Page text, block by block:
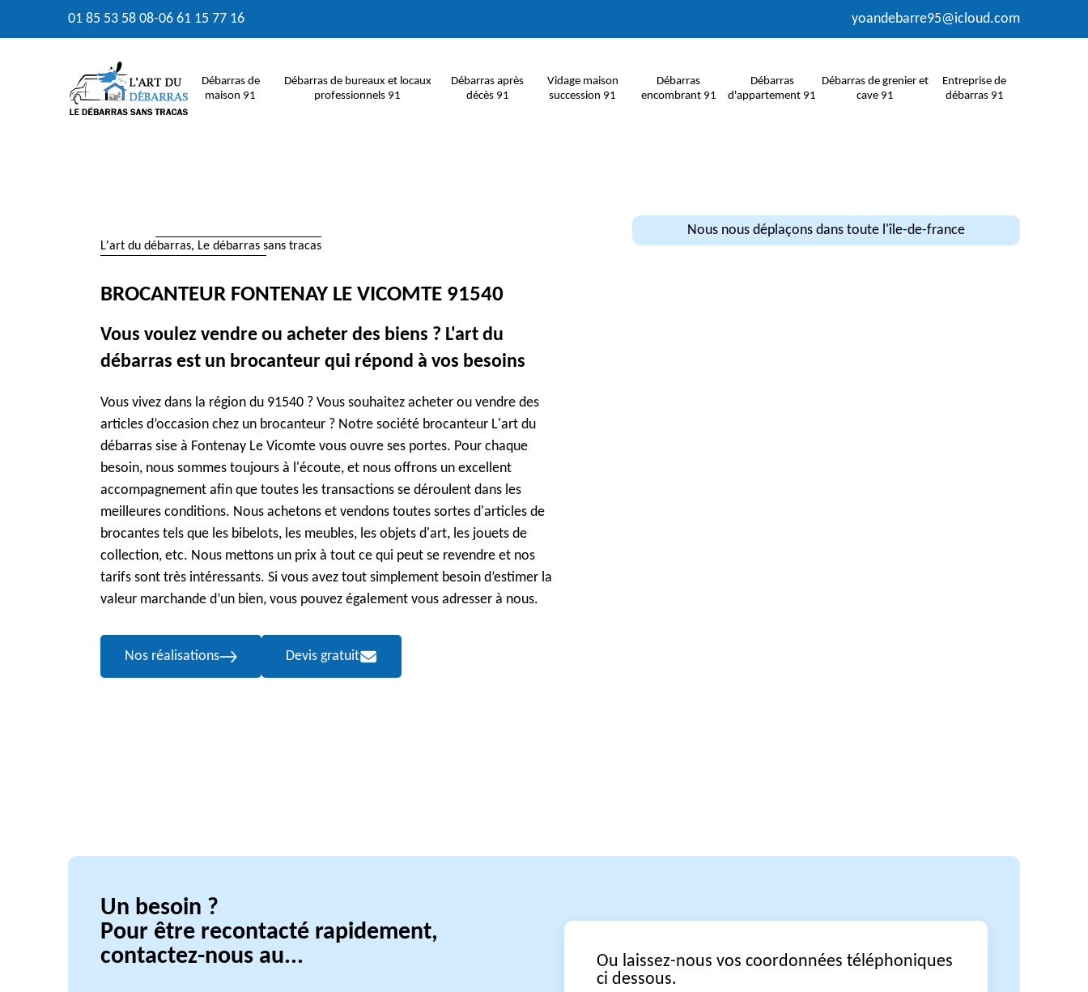
01 85 53 58 08-06 61 15 77 16 yoandebarre95@icloud.com
Débarras de
maison 91
Débarras de bureaux et locaux
professionnels 91
Débarras après
décès 91
Vidage maison
succession 91
Débarras
encombrant 91
Débarras
d'appartement 91
Débarras de grenier et
cave 91
Entreprise de
débarras 91
L'art du débarras, Le débarras sans tracas
BROCANTEUR FONTENAY LE VICOMTE 91540
Vous voulez vendre ou acheter des biens ? L'art du
débarras est un brocanteur qui répond à vos besoins
Vous vivez dans la région du 91540 ? Vous souhaitez acheter ou vendre des
articles d’occasion chez un brocanteur ? Notre société brocanteur L'art du
débarras sise à Fontenay Le Vicomte vous ouvre ses portes. Pour chaque
besoin, nous sommes toujours à l'écoute, et nous offrons un excellent
accompagnement afin que toutes les transactions se déroulent dans les
meilleures conditions. Nous achetons et vendons toutes sortes d'articles de
brocantes tels que les bibelots, les meubles, les objets d'art, les jouets de
collection, etc. Nous mettons un prix à tout ce qui peut se revendre et nos
tarifs sont très intéressants. Si vous avez tout simplement besoin d’estimer la
valeur marchande d’un bien, vous pouvez également vous adresser à nous.
Nos réalisations Devis gratuit
Nous nous déplaçons dans toute l'île-de-france
Un besoin ?
Pour être recontacté rapidement,
contactez-nous au...
Ou laissez-nous vos coordonnées téléphoniques
ci dessous.